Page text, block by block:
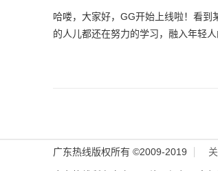
哈喽，大家好，GG开始上线啦！看
的人儿都还在努力的学习，融入年轻
广东热线版权所有 ©2009-2019